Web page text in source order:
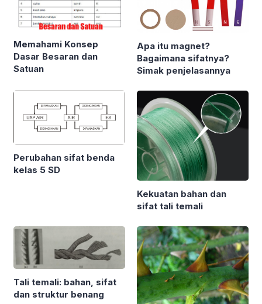
Memahami Konsep
Dasar Besaran dan
Satuan
Apa itu magnet?
Bagaimana sifatnya?
Simak penjelasannya
Perubahan sifat benda
kelas 5 SD
Kekuatan bahan dan
sifat tali temali
Tali temali: bahan, sifat
dan struktur benang